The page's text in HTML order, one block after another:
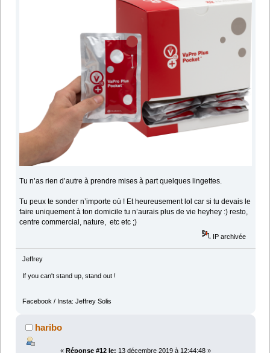
Tu n’as rien d’autre à prendre mises à part quelques lingettes.
Tu peux te sonder n’importe où ! Et heureusement lol car si tu devais le
faire uniquement à ton domicile tu n’aurais plus de vie heyhey :) resto,
centre commercial, nature, etc etc ;)
IP archivée
Jeffrey
If you can't stand up, stand out !
Facebook / Insta: Jeffrey Solis
haribo
« Réponse #12 le: 13 décembre 2019 à 12:44:48 »